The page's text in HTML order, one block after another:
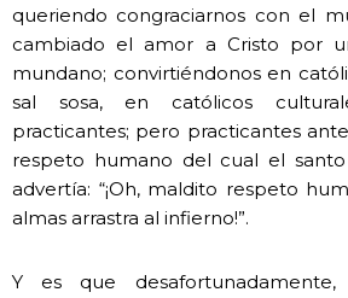
queriendo congraciarnos con el
cambiado el amor a Cristo por
mundano; convirtiéndonos en
sal sosa, en católicos
practicantes; pero practicantes
respeto humano del cual el
advertía: “¡Oh, maldito respeto
almas arrastra al infierno!”.
Y es que